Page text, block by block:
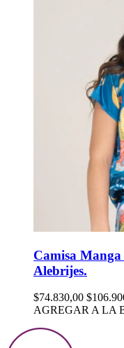
Camisa
Alebrijes.
$74.830,00
AGREGAR A LA